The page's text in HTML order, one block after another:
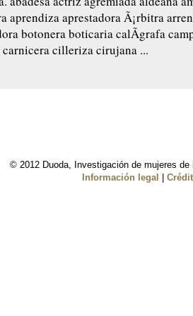
aprendiza aprestadora Ã¡rbitra
botonera boticaria calÃ­grafa
cilleriza cirujana ...
© 2012 Duoda, Investigación de mujeres
Información legal